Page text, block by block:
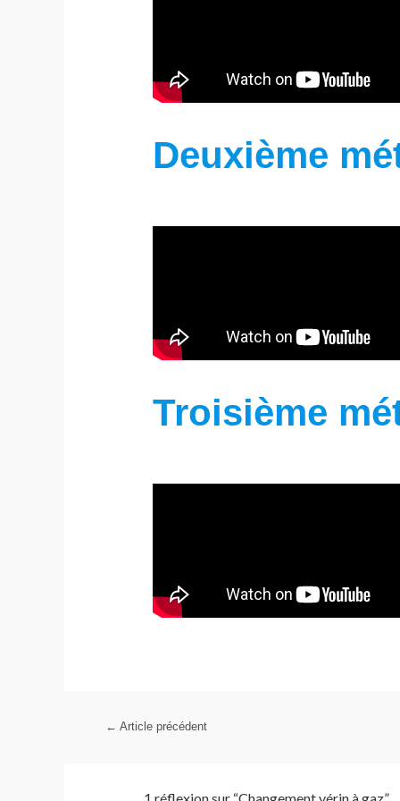
Deuxième
Troisième
← Article précédent
1 réflexion sur “Changement vérin à gaz”